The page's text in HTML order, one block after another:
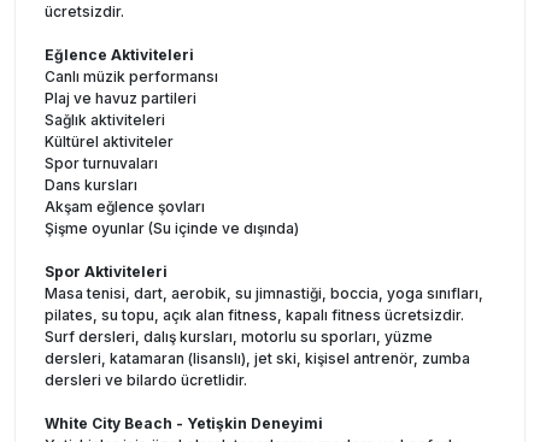
ücretsizdir.
Eğlence Aktiviteleri
Canlı müzik performansı
Plaj ve havuz partileri
Sağlık aktiviteleri
Kültürel aktiviteler
Spor turnuvaları
Dans kursları
Akşam eğlence şovları
Şişme oyunlar (Su içinde ve dışında)
Spor Aktiviteleri
Masa tenisi, dart, aerobik, su jimnastiği, boccia, yoga sınıfları,
pilates, su topu, açık alan fitness, kapalı fitness ücretsizdir.
Surf dersleri, dalış kursları, motorlu su sporları, yüzme
dersleri, katamaran (lisanslı), jet ski, kişisel antrenör, zumba
dersleri ve bilardo ücretlidir.
White City Beach - Yetişkin Deneyimi